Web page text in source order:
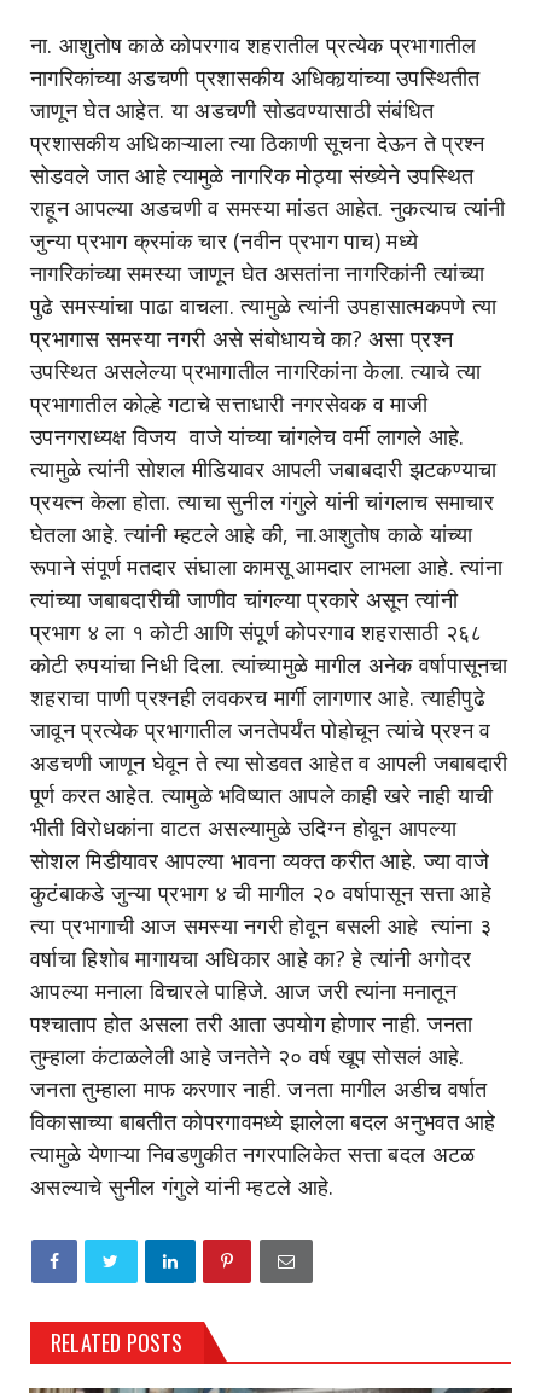
ना. आशुतोष काळे कोपरगाव शहरातील प्रत्येक प्रभागातील
नागरिकांच्या अडचणी प्रशासकीय अधिकार्‍यांच्या उपस्थितीत
जाणून घेत आहेत. या अडचणी सोडवण्यासाठी संबंधित
प्रशासकीय अधिकाऱ्याला त्या ठिकाणी सूचना देऊन ते प्रश्न
सोडवले जात आहे त्यामुळे नागरिक मोठ्या संख्येने उपस्थित
राहून आपल्या अडचणी व समस्या मांडत आहेत. नुकत्याच त्यांनी
जुन्या प्रभाग क्रमांक चार (नवीन प्रभाग पाच) मध्ये
नागरिकांच्या समस्या जाणून घेत असतांना नागरिकांनी त्यांच्या
पुढे समस्यांचा पाढा वाचला. त्यामुळे त्यांनी उपहासात्मकपणे त्या
प्रभागास समस्या नगरी असे संबोधायचे का? असा प्रश्न
उपस्थित असलेल्या प्रभागातील नागरिकांना केला. त्याचे त्या
प्रभागातील कोल्हे गटाचे सत्ताधारी नगरसेवक व माजी
उपनगराध्यक्ष विजय वाजे यांच्या चांगलेच वर्मी लागले आहे.
त्यामुळे त्यांनी सोशल मीडियावर आपली जबाबदारी झटकण्याचा
प्रयत्न केला होता. त्याचा सुनील गंगुले यांनी चांगलाच समाचार
घेतला आहे. त्यांनी म्हटले आहे की, ना.आशुतोष काळे यांच्या
रूपाने संपूर्ण मतदार संघाला कामसू आमदार लाभला आहे. त्यांना
त्यांच्या जबाबदारीची जाणीव चांगल्या प्रकारे असून त्यांनी
प्रभाग ४ ला १ कोटी आणि संपूर्ण कोपरगाव शहरासाठी २६८
कोटी रुपयांचा निधी दिला. त्यांच्यामुळे मागील अनेक वर्षापासूनचा
शहराचा पाणी प्रश्नही लवकरच मार्गी लागणार आहे. त्याहीपुढे
जावून प्रत्येक प्रभागातील जनतेपर्यंत पोहोचून त्यांचे प्रश्न व
अडचणी जाणून घेवून ते त्या सोडवत आहेत व आपली जबाबदारी
पूर्ण करत आहेत. त्यामुळे भविष्यात आपले काही खरे नाही याची
भीती विरोधकांना वाटत असल्यामुळे उदिग्न होवून आपल्या
सोशल मिडीयावर आपल्या भावना व्यक्त करीत आहे. ज्या वाजे
कुटंबाकडे जुन्या प्रभाग ४ ची मागील २० वर्षापासून सत्ता आहे
त्या प्रभागाची आज समस्या नगरी होवून बसली आहे त्यांना ३
वर्षाचा हिशोब मागायचा अधिकार आहे का? हे त्यांनी अगोदर
आपल्या मनाला विचारले पाहिजे. आज जरी त्यांना मनातून
पश्चाताप होत असला तरी आता उपयोग होणार नाही. जनता
तुम्हाला कंटाळलेली आहे जनतेने २० वर्ष खूप सोसलं आहे.
जनता तुम्हाला माफ करणार नाही. जनता मागील अडीच वर्षात
विकासाच्या बाबतीत कोपरगावमध्ये झालेला बदल अनुभवत आहे
त्यामुळे येणाऱ्या निवडणुकीत नगरपालिकेत सत्ता बदल अटळ
असल्याचे सुनील गंगुले यांनी म्हटले आहे.
RELATED POSTS